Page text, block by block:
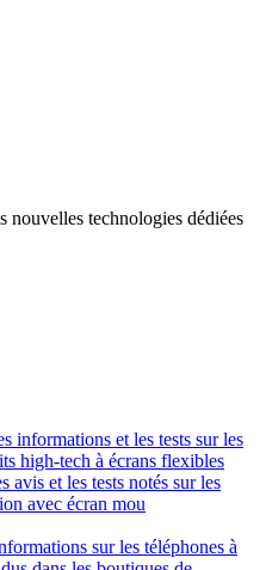
nouvelles technologies dédiées
informations et les tests sur les
high-tech à écrans flexibles
avis et les tests notés sur les
avec écran mou
sur les téléphones à